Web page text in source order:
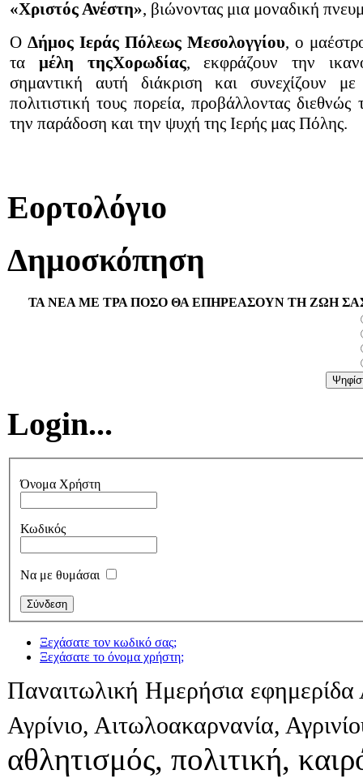
«Χριστός Ανέστη», βιώνοντας μια μοναδική
Ο Δήμος Ιεράς Πόλεως Μεσολογγίου, ο
τα μέλη τηςΧορωδίας, εκφράζουν την
σημαντική αυτή διάκριση και συνεχίζουν
πολιτιστική τους πορεία, προβάλλοντας
την παράδοση και την ψυχή της Ιερής μας Πόλης.
Εορτολόγιο
Δημοσκόπηση
ΤΑ ΝΕΑ ΜΕ ΤΡΑ ΠΟΣΟ ΘΑ ΕΠΗΡΕΑΣΟΥΝ ΤΗ ΖΩΗ
Login...
Όνομα Χρήστη
Κωδικός
Να με θυμάσαι
Ξεχάσατε τον κωδικό σας;
Ξεχάσατε το όνομα χρήστη;
Παναιτωλική Ημερήσια εφημερίδα
Αγρίνιο, Αιτωλοακαρνανία,
αθλητισμός, πολιτική,